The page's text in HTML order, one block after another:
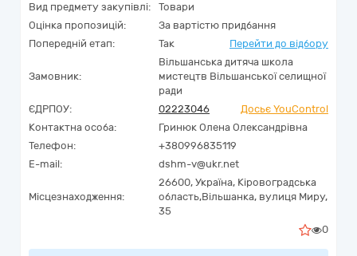
Вид предмету закупівлі:
Товари
Оцінка пропозицій:
За вартістю придбання
Попередній етап:
Так Перейти до відбору
Замовник:
Вільшанська дитяча школа
мистецтв Вільшанської селищної
ради
ЄДРПОУ:
02223046
Досьє YouControl
Контактна особа:
Гринюк Олена Олександрівна
Телефон:
+380996835119
E-mail:
dshm-v@ukr.net
Місцезнаходження:
26600, Україна, Кіровоградська
область,Вільшанка, вулиця Миру,
35
0